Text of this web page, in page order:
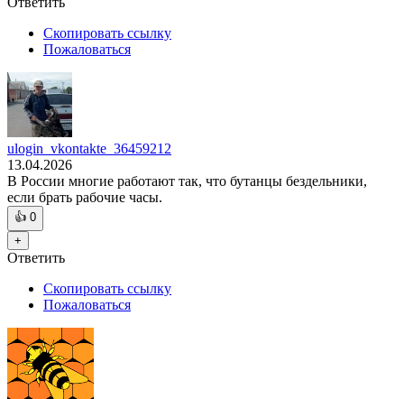
Скопировать ссылку
Пожаловаться
ulogin_vkontakte_36459212
13.04.2026
В России многие работают так, что бутанцы бездельники,
если брать рабочие часы.
👍 0
+
Ответить
Скопировать ссылку
Пожаловаться